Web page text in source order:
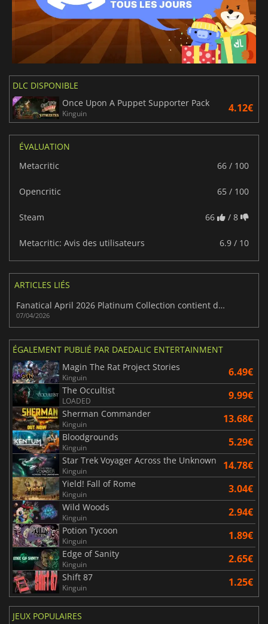
DLC DISPONIBLE
Once Upon A Puppet Supporter Pack
Kinguin 4.12€
ÉVALUATION
Metacritic
66 / 100
Opencritic 65 / 100
Steam 66 / 8
Metacritic: Avis des utilisateurs 6.9 / 10
ARTICLES LIÉS
Fanatical April 2026 Platinum Collection contient des jeux bon marché de tous genres
07/04/2026
ÉGALEMENT PUBLIÉ PAR DAEDALIC ENTERTAINMENT
Magin The Rat Project Stories
Kinguin 6.49€
The Occultist
LOADED 9.99€
Sherman Commander
Kinguin 13.68€
Bloodgrounds
Kinguin 5.29€
Star Trek Voyager Across the Unknown
Kinguin 14.78€
Yield! Fall of Rome
Kinguin 3.04€
Wild Woods
Kinguin 2.94€
Potion Tycoon
Kinguin 1.89€
Edge of Sanity
Kinguin 2.65€
Shift 87
Kinguin 1.25€
JEUX POPULAIRES